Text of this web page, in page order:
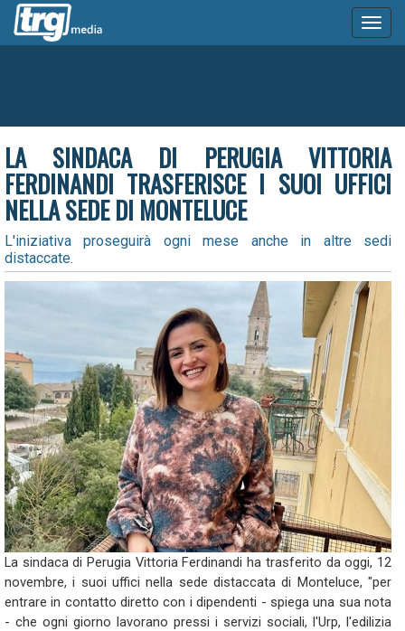
LA SINDACA DI PERUGIA VITTORIA
FERDINANDI TRASFERISCE I SUOI UFFICI
NELLA SEDE DI MONTELUCE
L'iniziativa proseguirà ogni mese anche in altre sedi
distaccate.
La sindaca di Perugia Vittoria Ferdinandi ha trasferito da oggi, 12
novembre, i suoi uffici nella sede distaccata di Monteluce, "per
entrare in contatto diretto con i dipendenti - spiega una sua nota
- che ogni giorno lavorano pressi i servizi sociali, l'Urp, l'edilizia